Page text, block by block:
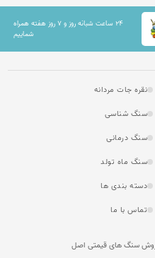
۲۴ ساعت شبانه روز و ۷ روز هفته همراه
شماییم
نقره جات مردانه
سنگ شناسی
سنگ درمانی
سنگ ماه تولد
دسته بندی ها
تماس با ما
سنگ های قیمتی اصل